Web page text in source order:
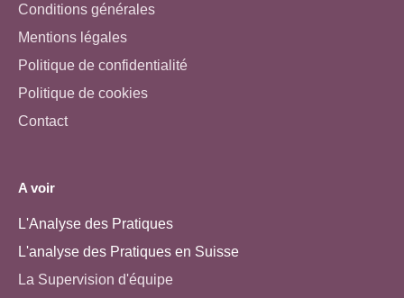
Conditions générales
Mentions légales
Politique de confidentialité
Politique de cookies
Contact
A voir
L'Analyse des Pratiques
L'analyse des Pratiques en Suisse
La Supervision d'équipe